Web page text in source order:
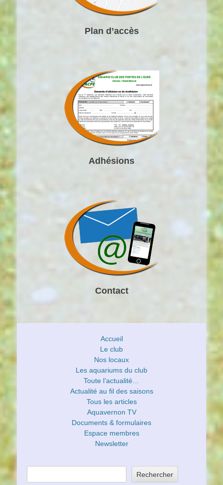
Plan d’accès
Adhésions
Contact
Accueil
Le club
Nos locaux
Les aquariums du club
Toute l’actualité…
Actualité au fil des saisons
Tous les articles
Aquavernon TV
Documents & formulaires
Espace membres
Newsletter
Rechercher